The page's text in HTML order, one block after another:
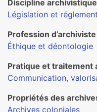
Discipline archivistique
Législation et
Profession d’archiviste
Éthique et déontologie
Pratique et traitement
Communication,
Propriétés des
Archives coloniales